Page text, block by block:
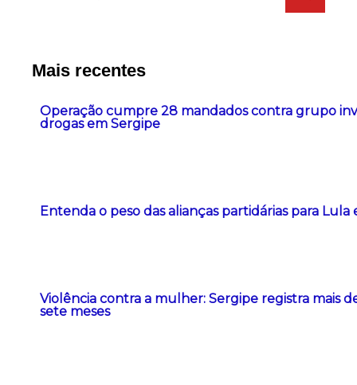
Mais recentes
Operação cumpre 28 mandados contra grupo
drogas em Sergipe
Entenda o peso das alianças partidárias para
Violência contra a mulher: Sergipe registra mais
sete meses